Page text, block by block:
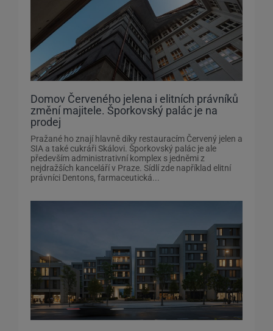
Domov Červeného jelena i elitních právníků
změní majitele. Šporkovský palác je na
prodej
Pražané ho znají hlavně díky restauracím Červený jelen a
SIA a také cukráři Skálovi. Šporkovský palác je ale
především administrativní komplex s jedněmi z
nejdražších kanceláří v Praze. Sídlí zde například elitní
právníci Dentons, farmaceutická...